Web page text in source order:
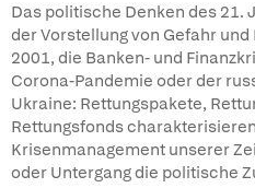
Das politische Denken des 21.
der Vorstellung von Gefahr
2001, die Banken- und
Corona-Pandemie oder der
Ukraine: Rettungspakete,
Rettungsfonds
Krisenmanagement unserer
oder Untergang die politische